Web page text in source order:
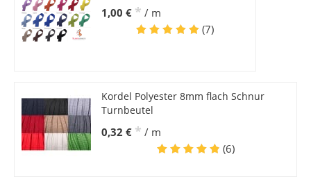
1,00 € * / m
(7)
Kordel Polyester 8mm flach Schnur
Turnbeutel
0,32 € * / m
(6)